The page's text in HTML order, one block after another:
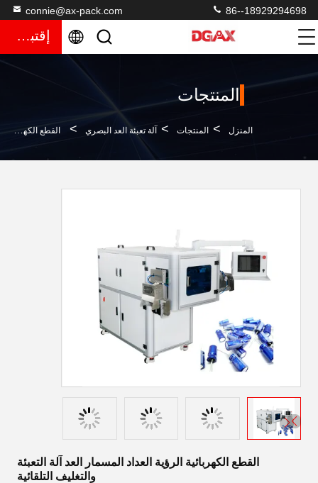
connie@ax-pack.com 86--18929294698
إقتباس
المنتجات
المنزل > المنتجات > آلة تعبئة العد البصري > القطع الكهربائية الرؤية العداد المسمار العد آلة التعبئة والتغليف التلقائية
القطع الكهربائية الرؤية العداد المسمار العد آلة التعبئة
والتغليف التلقائية